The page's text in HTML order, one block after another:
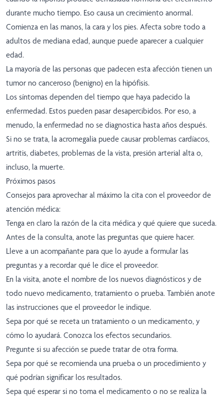
durante mucho tiempo. Eso causa un crecimiento anormal.
Comienza en las manos, la cara y los pies. Afecta sobre todo a
adultos de mediana edad, aunque puede aparecer a cualquier
edad.
La mayoría de las personas que padecen esta afección tienen un
tumor no canceroso (benigno) en la hipófisis.
Los síntomas dependen del tiempo que haya padecido la
enfermedad. Estos pueden pasar desapercibidos. Por eso, a
menudo, la enfermedad no se diagnostica hasta años después.
Si no se trata, la acromegalia puede causar problemas cardíacos,
artritis, diabetes, problemas de la vista, presión arterial alta o,
incluso, la muerte.
Próximos pasos
Consejos para aprovechar al máximo la cita con el proveedor de
atención médica:
Tenga en claro la razón de la cita médica y qué quiere que suceda.
Antes de la consulta, anote las preguntas que quiere hacer.
Lleve a un acompañante para que lo ayude a formular las
preguntas y a recordar qué le dice el proveedor.
En la visita, anote el nombre de los nuevos diagnósticos y de
todo nuevo medicamento, tratamiento o prueba. También anote
las instrucciones que el proveedor le indique.
Sepa por qué se receta un tratamiento o un medicamento, y
cómo lo ayudará. Conozca los efectos secundarios.
Pregunte si su afección se puede tratar de otra forma.
Sepa por qué se recomienda una prueba o un procedimiento y
qué podrían significar los resultados.
Sepa qué esperar si no toma el medicamento o no se realiza la